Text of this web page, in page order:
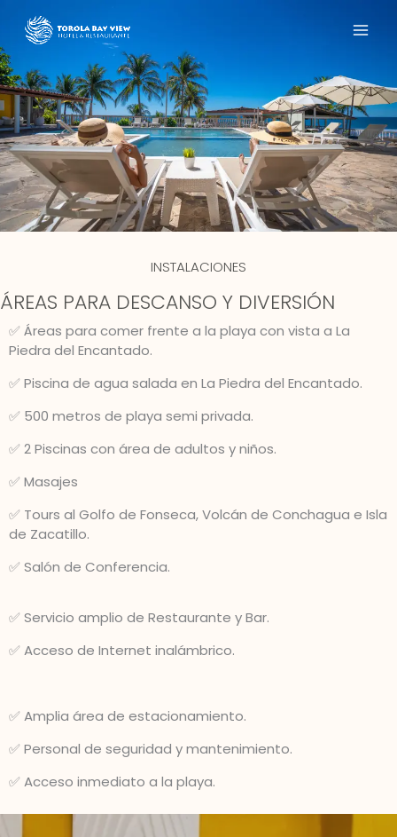
contenido
INSTALACIONES
ÁREAS PARA DESCANSO Y DIVERSIÓN
✅ Áreas para comer frente a la playa con vista a La
Piedra del Encantado.
✅ Piscina de agua salada en La Piedra del Encantado.
✅ 500 metros de playa semi privada.
✅ 2 Piscinas con área de adultos y niños.
✅ Masajes
✅ Tours al Golfo de Fonseca, Volcán de Conchagua e Isla
de Zacatillo.
✅ Salón de Conferencia.
✅ Servicio amplio de Restaurante y Bar.
✅ Acceso de Internet inalámbrico.
✅ Amplia área de estacionamiento.
✅ Personal de seguridad y mantenimiento.
✅ Acceso inmediato a la playa.